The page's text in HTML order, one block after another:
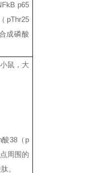
p65
（ pThr25
成磷酸
鼠，大
酸38（ p
周围的
。